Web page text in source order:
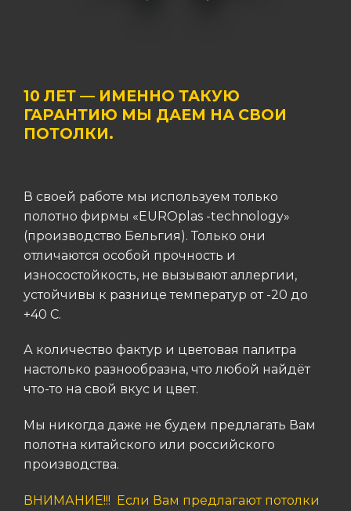
10 ЛЕТ — ИМЕННО ТАКУЮ
ГАРАНТИЮ МЫ ДАЕМ НА СВОИ
ПОТОЛКИ.
В своей работе мы используем только
полотно фирмы «EUROplas -technology»
(производство Бельгия). Только они
отличаются особой прочность и
износостойкость, не вызывают аллергии,
устойчивы к разнице температур от -20 до
+40 C.
А количество фактур и цветовая палитра
настолько разнообразна, что любой найдёт
что-то на свой вкус и цвет.
Мы никогда даже не будем предлагать Вам
полотна китайского или российского
производства.
ВНИМАНИЕ!!! Если Вам предлагают потолки